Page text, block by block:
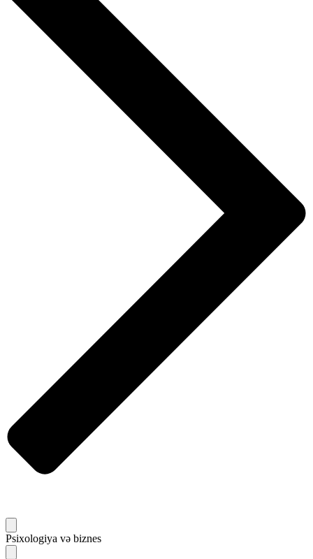
Psixologiya və biznes